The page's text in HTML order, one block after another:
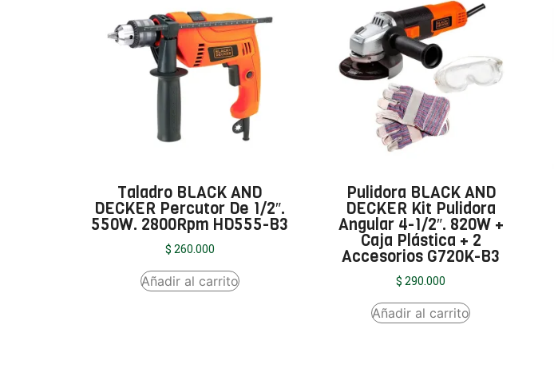
Taladro BLACK AND
DECKER Percutor De 1/2″.
550W. 2800Rpm HD555-B3
$ 260.000
Añadir al carrito
Pulidora BLACK AND
DECKER Kit Pulidora
Angular 4-1/2″. 820W +
Caja Plástica + 2
Accesorios G720K-B3
$ 290.000
Añadir al carrito